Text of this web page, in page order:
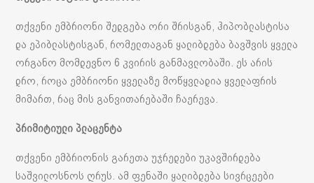
თქვენი ემბრიონი შედგება ორი შრისგან, ჰიპობლასტისა
და ეპიბლასტისგან, რომელთაგან ყალიბდება ბავშვის ყველა
ორგანო მომდევნო 6 კვირის განმავლობაში. ეს არის
დრო, როცა ემბრიონი ყველაზე მოწყვლადია ყველაფრის
მიმართ, რაც მის განვითარებაში ჩაერევა.
პრიმიტიული პლაცენტა
თქვენი ემბრიონის გარეთა უჯრედები უკავშირდება
საშვილოსნოს ღრუს. ამ ფენაში ყალიბდება სივრცეები